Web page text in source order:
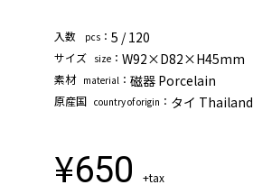
⼊数 pcs ： 5 / 120
サイズ size ： W92×D82×H45mm
素材 material ： 磁器 Porcelain
原産国 country of origin ： タイ Thailand
¥650 +tax